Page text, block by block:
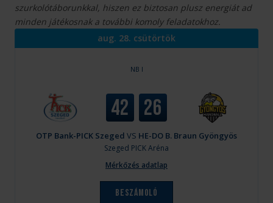
szurkolótáborunkkal, hiszen ez biztosan plusz energiát ad
minden játékosnak a további komoly feladatokhoz.
aug. 28. csütörtök
NB I
42 26
OTP Bank-PICK Szeged VS HE-DO B. Braun Gyöngyös
Szeged PICK Aréna
Mérkőzés adatlap
Beszámoló